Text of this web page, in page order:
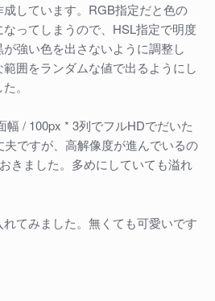
しています。RGB指定だと色の
ってしまうので、HSL指定で明度
強い色を出さないように調整し
囲をランダムな値で出るようにし
。
幅 / 100px * 3列でフルHDでだいた
ですが、高解像度が進んでいるの
きました。多めにしていても溢れ
てみました。無くても可愛いです